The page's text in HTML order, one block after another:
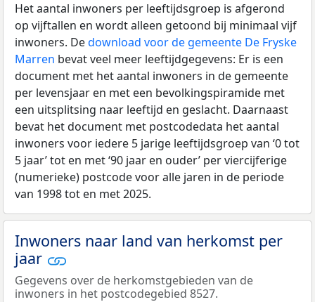
Het aantal inwoners per leeftijdsgroep is afgerond
op vijftallen en wordt alleen getoond bij minimaal vijf
inwoners. Dedownload voor de gemeente De Fryske
Marren bevat veel meer leeftijdgegevens: Er is een
document met het aantal inwoners in de gemeente
per levensjaar en met een bevolkingspiramide met
een uitsplitsing naar leeftijd en geslacht. Daarnaast
bevat het document met postcodedata het aantal
inwoners voor iedere 5 jarige leeftijdsgroep van ‘0 tot
5 jaar’ tot en met ‘90 jaar en ouder’ per viercijferige
(numerieke) postcode voor alle jaren in de periode
van 1998 tot en met 2025.
Inwoners naar land van herkomst per
jaar
Gegevens over de herkomstgebieden van de
inwoners in het postcodegebied 8527.